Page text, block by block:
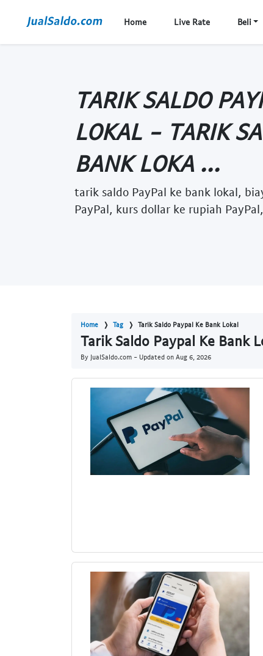
Home Live Rate Beli
TARIK SALDO
LOKAL - TARIK
BANK LOKA ...
tarik saldo PayPal ke bank lokal,
PayPal, kurs dollar ke rupiah
Home Tag Tarik Saldo Paypal Ke Bank Lokal
Tarik Saldo Paypal Ke Bank
By JualSaldo.com - Updated on Aug 6, 2026